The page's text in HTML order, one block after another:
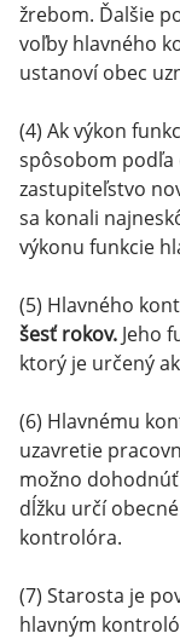
žrebom. Ďalšie
voľby hlavného
ustanoví obec
(4) Ak výkon
spôsobom podľa
zastupiteľstvo
sa konali
výkonu funkcie
(5) Hlavného
šesť rokov. Jeho
ktorý je určený
(6) Hlavnému
uzavretie
možno
dĺžku určí
kontrolóra.
(7) Starosta je
hlavným